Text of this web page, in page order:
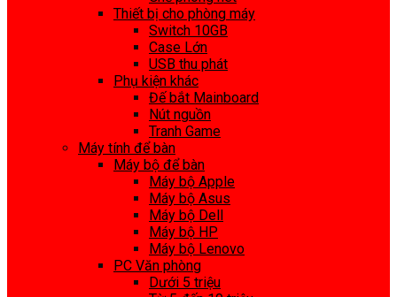
Thiết bị cho phòng máy
Switch 10GB
Case Lớn
USB thu phát
Phụ kiện khác
Đế bắt Mainboard
Nút nguồn
Tranh Game
Máy tính để bàn
Máy bộ để bàn
Máy bộ Apple
Máy bộ Asus
Máy bộ Dell
Máy bộ HP
Máy bộ Lenovo
PC Văn phòng
Dưới 5 triệu